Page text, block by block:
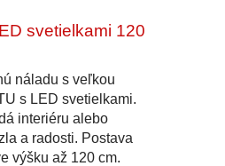
svetielkami 120
náladu s veľkou
s LED svetielkami.
interiéru alebo
a radosti. Postava
výšku až 120 cm.